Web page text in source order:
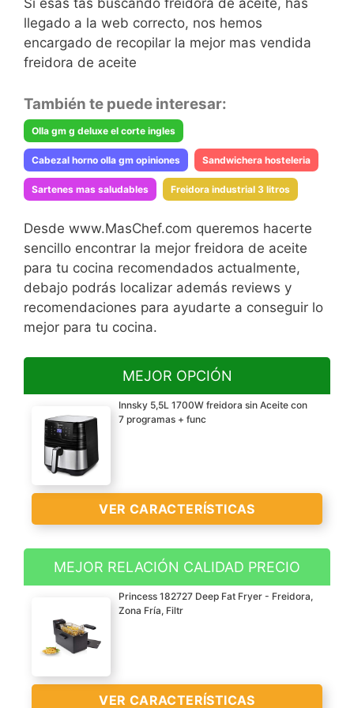
Si esas tas buscando freidora de aceite, has
llegado a la web correcto, nos hemos
encargado de recopilar la mejor mas vendida
freidora de aceite
También te puede interesar:
Olla gm g deluxe el corte ingles
Cabezal horno olla gm opiniones Sandwichera hosteleria
Sartenes mas saludables Freidora industrial 3 litros
Desde www.MasChef.com queremos hacerte
sencillo encontrar la mejor freidora de aceite
para tu cocina recomendados actualmente,
debajo podrás localizar además reviews y
recomendaciones para ayudarte a conseguir lo
mejor para tu cocina.
MEJOR OPCIÓN
Innsky 5,5L 1700W freidora sin Aceite con
7 programas + func
VER CARACTERÍSTICAS
?Gran capacidad de 5.5L
y 1700W de potencia?
Esta freidora de aire es
óptima para familias
personas y puede
preparar una gran
MEJOR RELACIÓN CALIDAD PRECIO
Princess 182727 Deep Fat Fryer - Freidora,
Zona Fría, Filtr
VER CARACTERÍSTICAS